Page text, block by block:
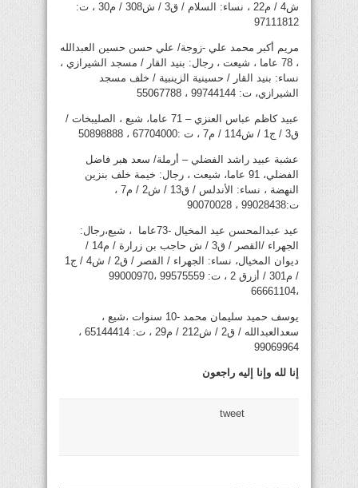
ش4 / م22 ، نساء: السلام / ق3 / ش308 / م30 ، ت:
97111812
مريم أكبر محمد علي -زوجة/ علي حسن حسين العبدالله
، 78 عاما ، شيعت ، رجال: بنيد القار / مسجد الشيرازي ،
نساء: بنيد القار / حسينية الزينبية / خلف مسجد
الشيرازي، ت: 99744144 ، 55067788
عبيد كاظم عباس العنزي – 71 عاما، شيع ، الصليبخات /
ق3 / ج1 / ش114 / م7 ، ت :67704000 ، 50898888
عشبة عبيد راشد الفضلي – أرملة/ سعد هبر فاضل
الفضلي، 91 عاما، شيعت ، رجال: خيمة خلف بنزين
النهضة ، نساء: الأندلس / ق13 / ش2 / م7 ،
ت:99028438 ، 90070028
عيد عبدالمحسن عيد المخيال -73عاما ، شيع،رجال:
الجهراء /القصر / ق3 / ش حاجب بن زرارة / م14 /
ديوان المخيال، نساء: الجهراء / القصر / ق2 / ش4 / ج1
/ م301 / أزرق 2 ، ت: 99575559 ،99000970
،66661104
يوسف حميد سليمان محمد -10 سنوات ،شيع ،
سعدالعبدالله / ق2 / ش212 / م29 ، ت: 65144414 ،
99069964
إنا لله وإنا إليه راجعون
tweet